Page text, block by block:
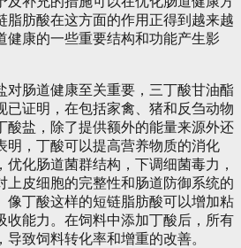
脂肪酸在这方面的作用正得到越来越
健康的一些重要结构和功能产生影
对肠道健康至关重要，三丁酸甘油酯
已证明，在包括家禽、猪和反刍动物
酸盐，除了提供额外的能量来源外还
明，丁酸可以提高营养物质的消化
化肠道菌群结构，下调细菌毒力，
上皮细胞的完整性和肠道防御系统的
像丁酸这样的短链脂肪酸可以增加粘
收能力。在饲料中添加丁酸后，所有
致饲料转化率和增重的改善。